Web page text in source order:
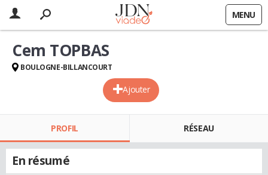
MENU
Ajouter
Cem TOPBAS
BOULOGNE-BILLANCOURT
PROFIL RÉSEAU
En résumé